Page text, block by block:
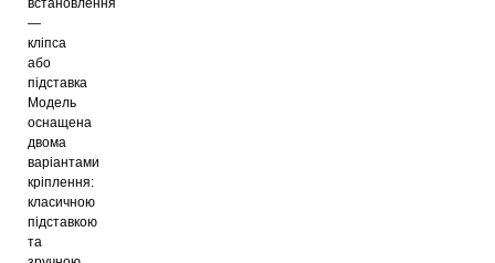
встановлення
—
кліпса
або
підставка
Модель
оснащена
двома
варіантами
кріплення:
класичною
підставкою
та